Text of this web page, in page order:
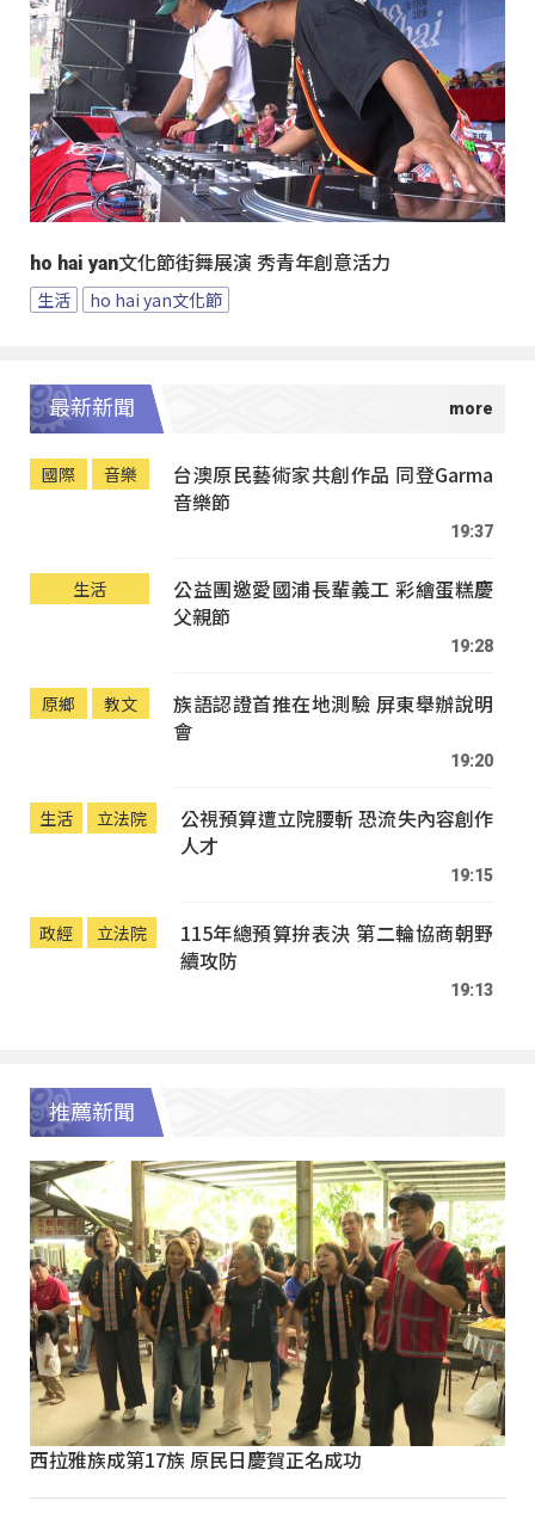
ho hai yan文化節街舞展演 秀青年創意活力
生活 ho hai yan文化節
最新新聞
國際 音樂
台澳原民藝術家共創作品 同登Garma
音樂節
19:37
生活
公益團邀愛國浦長輩義工 彩繪蛋糕慶
父親節
19:28
原鄉 教文
族語認證首推在地測驗 屏東舉辦說明
會
19:20
生活 立法院
公視預算遭立院腰斬 恐流失內容創作
人才
19:15
政經 立法院
115年總預算拚表決 第二輪協商朝野
續攻防
19:13
推薦新聞
西拉雅族成第17族 原民日慶賀正名成功